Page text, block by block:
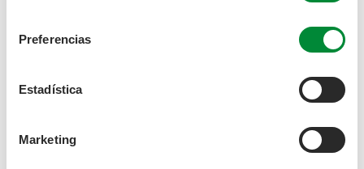
Preferencias
Estadística
Marketing